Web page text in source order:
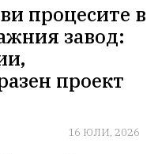
процесите в
завод:
проект
16 ЮЛИ, 2026